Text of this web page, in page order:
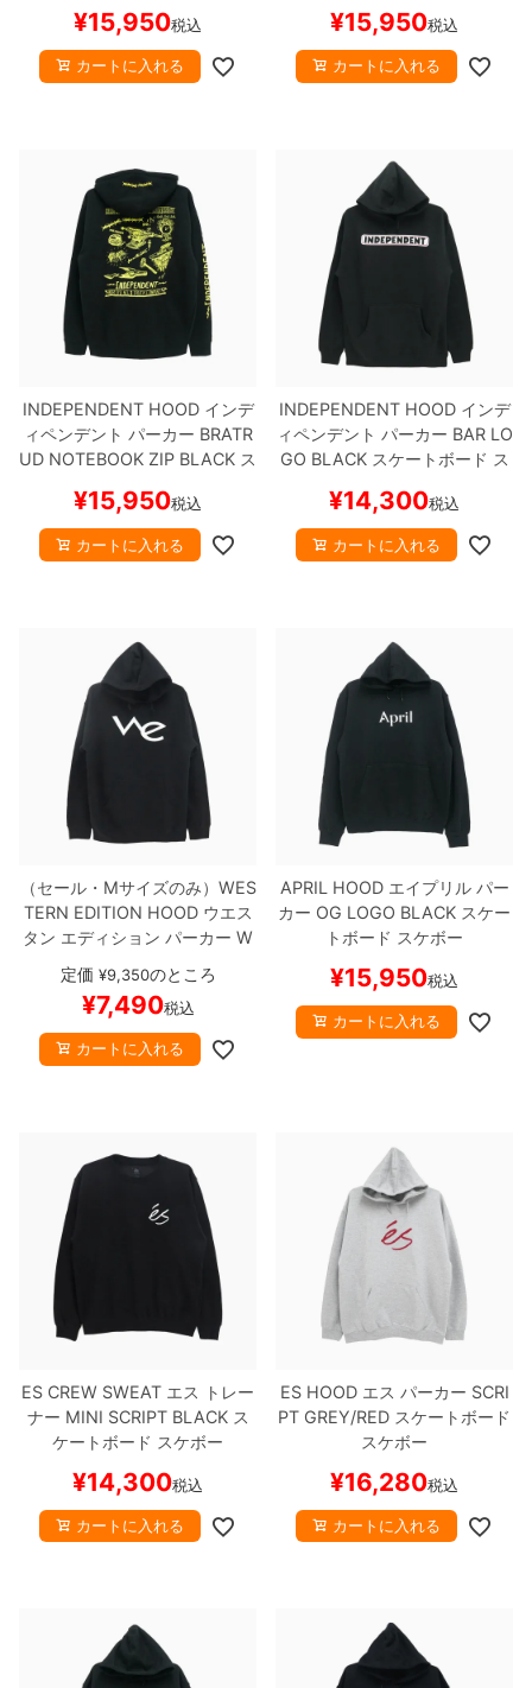
¥15,950税込
カートに入れる
¥15,950税込
カートに入れる
INDEPENDENT HOODインデ
ィペンデント パーカー BRATR
UD NOTEBOOK ZIP BLACK ス
¥15,950税込
カートに入れる
INDEPENDENT HOODインデ
ィペンデント パーカー BAR LO
GO BLACKスケートボード ス
¥14,300税込
カートに入れる
（セール・Mサイズのみ） WES
TERN EDITION HOODウエス
タン エディション パーカー W
E OGBLACK
スケボー
定価 ¥9,350のところ
¥7,490税込
カートに入れる
APRIL HOODエイプリルパー
カー OG LOGO BLACK スケー
トボード スケボー
¥15,950税込
カートに入れる
ES CREW SWEAT エス
トレー
ナー MINI SCRIPTBLACKス
ケートボード スケボー
¥14,300税込
カートに入れる
ES HOODエス パーカー SCRI
PT GREY/RED スケートボード
スケボー
¥16,280税込
カートに入れる